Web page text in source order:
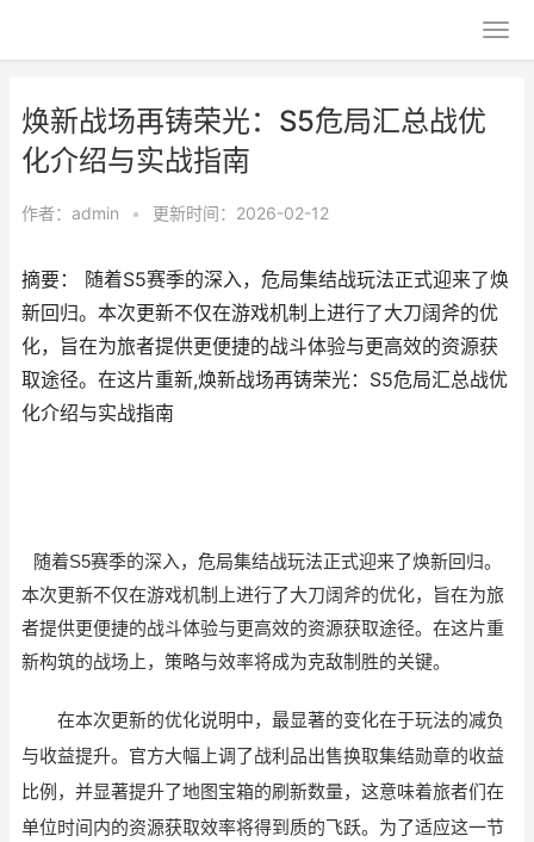
焕新战场再铸荣光：S5危局汇总战优
化介绍与实战指南
作者： admin • 更新时间：2026-02-12
摘要： 随着S5赛季的深入，危局集结战玩法正式迎来了焕
新回归。本次更新不仅在游戏机制上进行了大刀阔斧的优
化，旨在为旅者提供更便捷的战斗体验与更高效的资源获
取途径。在这片重新,焕新战场再铸荣光：S5危局汇总战优
化介绍与实战指南
随着S5赛季的深入，危局集结战玩法正式迎来了焕新回归。
本次更新不仅在游戏机制上进行了大刀阔斧的优化，旨在为旅
者提供更便捷的战斗体验与更高效的资源获取途径。在这片重
新构筑的战场上，策略与效率将成为克敌制胜的关键。
在本次更新的优化说明中，最显著的变化在于玩法的减负
与收益提升。官方大幅上调了战利品出售换取集结勋章的收益
比例，并显著提升了地图宝箱的刷新数量，这意味着旅者们在
单位时间内的资源获取效率将得到质的飞跃。为了适应这一节